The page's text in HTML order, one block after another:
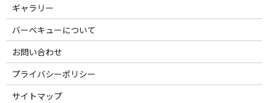
ギャラリー
バーベキューについて
お問い合わせ
プライバシーポリシー
サイトマップ